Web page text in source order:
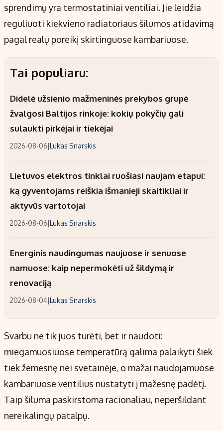
sprendimų yra termostatiniai ventiliai. Jie leidžia
reguliuoti kiekvieno radiatoriaus šilumos atidavimą
pagal realų poreikį skirtinguose kambariuose.
Tai populiaru:
Didelė užsienio mažmeninės prekybos grupė
žvalgosi Baltijos rinkoje: kokių pokyčių gali
sulaukti pirkėjai ir tiekėjai
2026-08-06|Lukas Snarskis
Lietuvos elektros tinklai ruošiasi naujam etapui:
ką gyventojams reiškia išmanieji skaitikliai ir
aktyvūs vartotojai
2026-08-06|Lukas Snarskis
Energinis naudingumas naujuose ir senuose
namuose: kaip nepermokėti už šildymą ir
renovaciją
2026-08-04|Lukas Snarskis
Svarbu ne tik juos turėti, bet ir naudoti:
miegamuosiuose temperatūrą galima palaikyti šiek
tiek žemesnę nei svetainėje, o mažai naudojamuose
kambariuose ventilius nustatyti į mažesnę padėtį.
Taip šiluma paskirstoma racionaliau, neperšildant
nereikalingų patalpų.